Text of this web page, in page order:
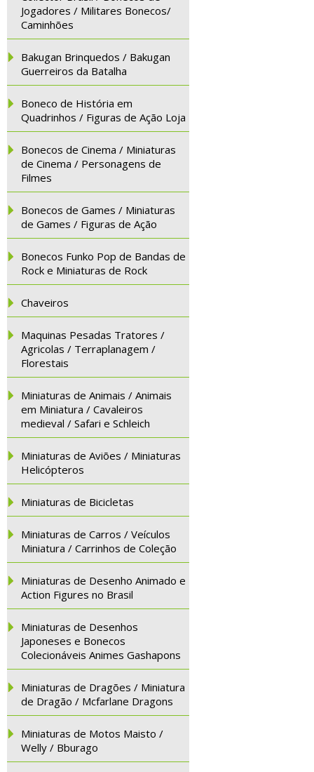
Jogadores / Militares Bonecos/
Caminhões
Bakugan Brinquedos / Bakugan
Guerreiros da Batalha
Boneco de História em
Quadrinhos / Figuras de Ação Loja
Bonecos de Cinema / Miniaturas
de Cinema / Personagens de
Filmes
Bonecos de Games / Miniaturas
de Games / Figuras de Ação
Bonecos Funko Pop de Bandas de
Rock e Miniaturas de Rock
Chaveiros
Maquinas Pesadas Tratores /
Agricolas / Terraplanagem /
Florestais
Miniaturas de Animais / Animais
em Miniatura / Cavaleiros
medieval / Safari e Schleich
Miniaturas de Aviões / Miniaturas
Helicópteros
Miniaturas de Bicicletas
Miniaturas de Carros / Veículos
Miniatura / Carrinhos de Coleção
Miniaturas de Desenho Animado e
Action Figures no Brasil
Miniaturas de Desenhos
Japoneses e Bonecos
Colecionáveis Animes Gashapons
Miniaturas de Dragões / Miniatura
de Dragão / Mcfarlane Dragons
Miniaturas de Motos Maisto /
Welly / Bburago